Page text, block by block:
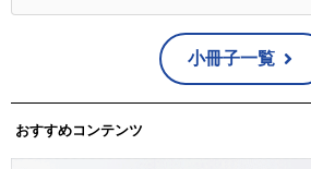
小冊子一覧
おすすめコンテンツ